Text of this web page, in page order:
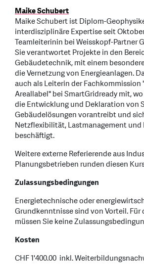
Maike Schubert
Maike Schubert ist Diplom-
interdisziplinäre Expertise seit
Teamleiterinin bei Weisskopf-Partner
Sie verantwortet Projekte in den
Gebäudetechnik, mit einem
die Vernetzung von Energieanlagen.
auch als Leiterin der Fachkommission
Areallabel" bei SmartGridready mit,
die Entwicklung und Deklaration von
Gebäudelösungen vorantreibt und
Netzflexibilität, Lastmanagement
beschäftigt.
Weitere externe Referierende aus
Planungsbetrieben runden diesen
Zulassungsbedingungen
Energietechnische oder
Grundkenntnisse sind von Vorteil. Für
müssen Sie keine
Kosten
CHF 1'400.00 inkl.